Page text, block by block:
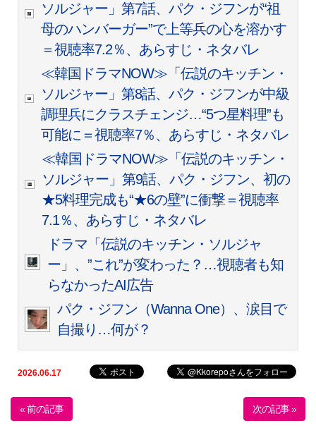
ソルジャー」第7話、パク・ジフンが“祖
母のハンバーガー”で上等兵の心を溶かす
＝視聴率7.2％、あらすじ・ネタバレ
≪韓国ドラマNOW≫「伝説のキッチン・
ソルジャー」第8話、パク・ジフンが中級
調理兵にクラスチェンジ…“5つ星料理”も
可能に＝視聴率7％、あらすじ・ネタバレ
≪韓国ドラマNOW≫「伝説のキッチン・
ソルジャー」第9話、パク・ジフン、初の
★5料理完成も“★6の壁”に衝撃＝視聴率
7.1％、あらすじ・ネタバレ
ドラマ「伝説のキッチン・ソルジャ
ー」、”これ”が変わった？…視聴者も知
らなかったAI広告
パク・ジフン（Wanna One）、涙目で
自撮り…何が？
2026.06.17
« 前の記事 次の記事 »